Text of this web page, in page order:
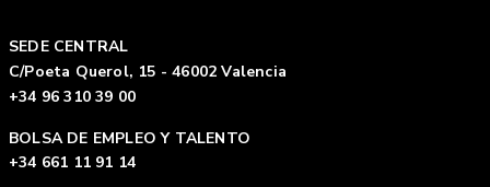
SEDE CENTRAL
C/Poeta Querol, 15 - 46002 Valencia
+34 96 310 39 00
BOLSA DE EMPLEO Y TALENTO
+34 661 11 91 14